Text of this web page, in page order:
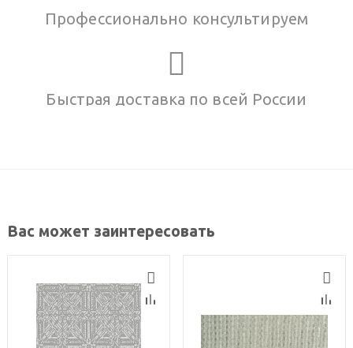
Профессионально консультируем
Быстрая доставка по всей России
Вас может заинтересовать